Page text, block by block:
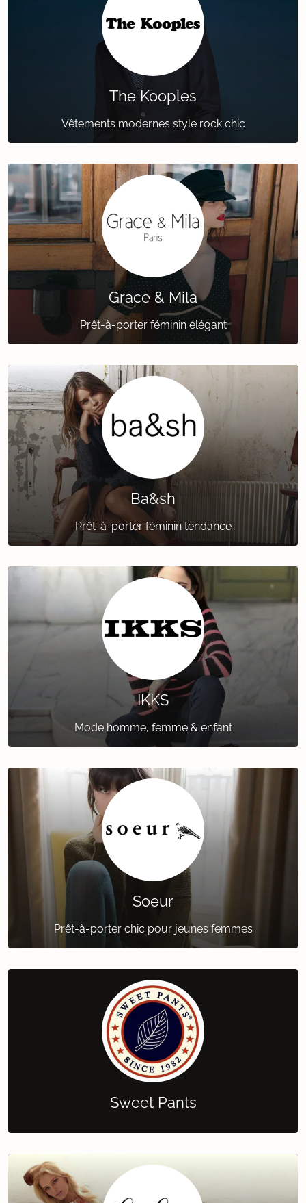
The Kooples
Vêtements modernes style rock chic
Grace & Mila
Prêt-à-porter féminin élégant
Ba&sh
Prêt-à-porter féminin tendance
IKKS
Mode homme, femme & enfant
Soeur
Prêt-à-porter chic pour jeunes femmes
Sweet Pants